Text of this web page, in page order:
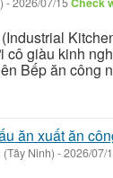
cô giàu kinh
Bếp ăn công
ăn xuất ăn
Ninh) -2026/07/